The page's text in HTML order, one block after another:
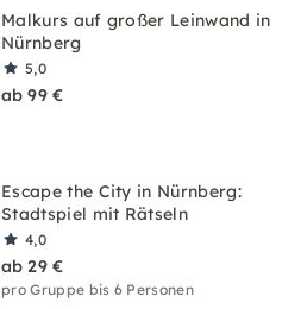
Malkurs auf großer Leinwand in
Nürnberg
5,0
ab 99 €
Escape the City in Nürnberg:
Stadtspiel mit Rätseln
4,0
ab 29 €
pro Gruppe bis 6 Personen